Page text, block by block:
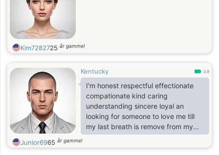
Kim7282725 år gammel
Kentucky 0.9
I'm honest respectful effectionate
compationate kind caring
understanding sincere loyal an
looking for someone to love me till
my last breath is remove from my
body an I don't believe in cheat lie
hurt or abusing my love that rescues
Junior6965 år gammel